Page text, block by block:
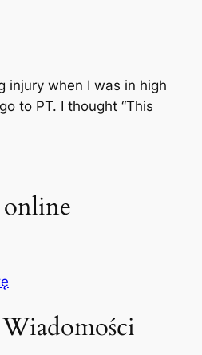
injury when I was in high
to PT. I thought “This
online